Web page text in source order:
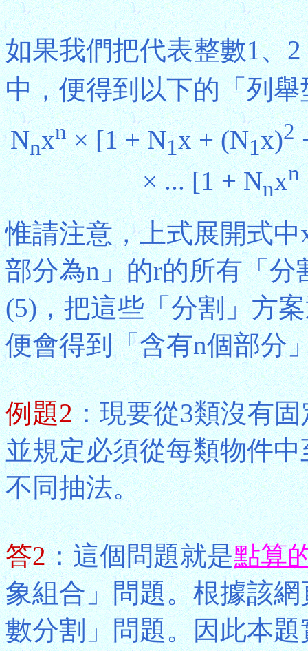
如果我們把代表整數1、
中，便得到以下的「列
Nnxn× [1 + N1x + (N1x)2
× ... [1 + Nnxn
惟請注意，上式展開式中
部分為n」的r的所有「
(5)，把這些「分割」方
便會得到「含有n個部分
例題2：現要從3類沒有
並規定必須從每類物件
不同抽法。
答2：這個問題就是點算
象組合」問題。根據該
數分割」問題。因此本